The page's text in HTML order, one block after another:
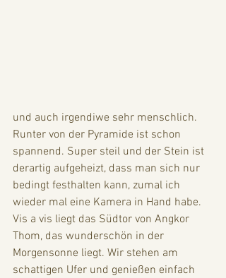
und auch irgendiwe sehr menschlich.
Runter von der Pyramide ist schon
spannend. Super steil und der Stein ist
derartig aufgeheizt, dass man sich nur
bedingt festhalten kann, zumal ich
wieder mal eine Kamera in Hand habe.
Vis a vis liegt das Südtor von Angkor
Thom, das wunderschön in der
Morgensonne liegt. Wir stehen am
schattigen Ufer und genießen einfach